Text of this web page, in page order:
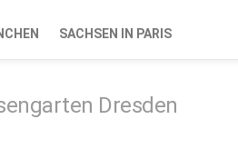
SACHSEN IN PARIS
Dresden